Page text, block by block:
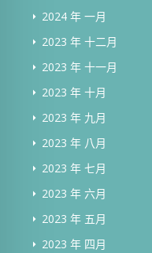
2024 年 一月
2023 年 十二月
2023 年 十一月
2023 年 十月
2023 年 九月
2023 年 八月
2023 年 七月
2023 年 六月
2023 年 五月
2023 年 四月